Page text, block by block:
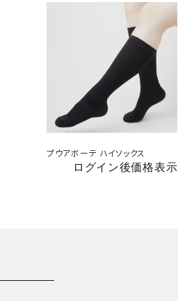
プウアボーテ ハイソックス
ログイン後価格表示